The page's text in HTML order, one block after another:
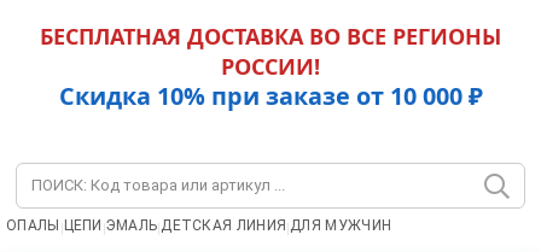
БЕСПЛАТНАЯ ДОСТАВКА ВО ВСЕ РЕГИОНЫ
РОССИИ!
Скидка 10% при заказе от 10 000 ₽
ОПАЛЫ | ЦЕПИ |ЭМАЛЬ|ДЕТСКАЯ ЛИНИЯ |ДЛЯ МУЖЧИН